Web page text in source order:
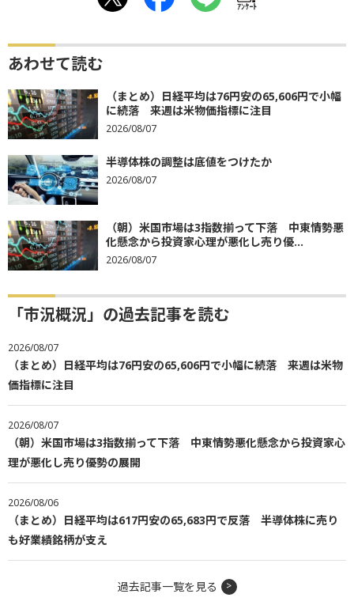
ｱﾝｹｰﾄ
あわせて読む
（まとめ）日経平均は76円安の65,606円で小幅
に続落 来週は米物価指標に注目
2026/08/07
半導体株の調整は底値をつけたか
2026/08/07
（朝）米国市場は3指数揃って下落 中東情勢悪
化懸念から投資家心理が悪化し売り優...
2026/08/07
「市況概況」の過去記事を読む
2026/08/07
（まとめ）日経平均は76円安の65,606円で小幅に続落 来週は米物
価指標に注目
2026/08/07
（朝）米国市場は3指数揃って下落 中東情勢悪化懸念から投資家心
理が悪化し売り優勢の展開
2026/08/06
（まとめ）日経平均は617円安の65,683円で反落 半導体株に売り
も好業績銘柄が支え
過去記事一覧を見る